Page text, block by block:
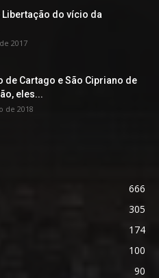
do vício da
2017
de Cartago e São Cipriano de
eles...
de 2018
666
305
174
100
90